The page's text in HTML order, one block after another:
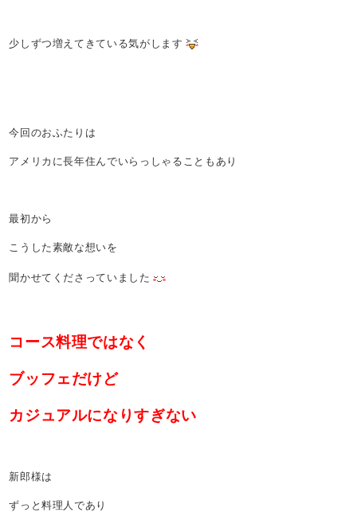
少しずつ増えてきている気がします
今回のおふたりは
アメリカに長年住んでいらっしゃることもあり
最初から
こうした素敵な想いを
聞かせてくださっていました
コース料理ではなく
ブッフェだけど
カジュアルになりすぎない
新郎様は
ずっと料理人であり